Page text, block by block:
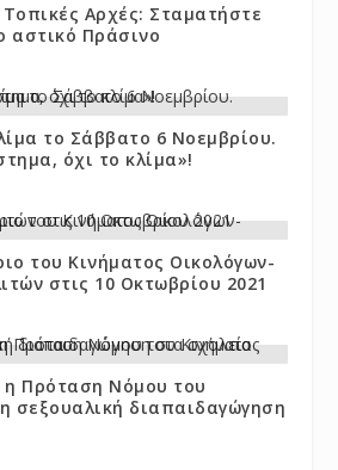
Αρχές: Σταματήστε
αστικό Πράσινο
το Σάββατο 6 Νοεμβρίου.
όχι το κλίμα»!
του Κινήματος Οικολόγων-
στις 10 Οκτωβρίου 2021
Πρόταση Νόμου του
σεξουαλική διαπαιδαγώγηση